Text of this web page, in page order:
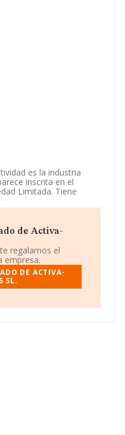
es la industria
inscrita en el
Limitada. Tiene
hojas, tubos y
no tiene actividad en
9, (03420), Castalla,
dispone INFORMA
en el ámbito
entre todas las
de Activa-
regalamos el
empresa.
DE ACTIVA-
SL.